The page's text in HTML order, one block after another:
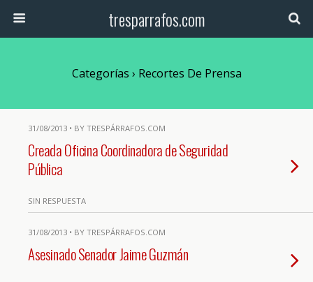
tresparrafos.com
Categorías › Recortes De Prensa
31/08/2013 • BY TRESPÁRRAFOS.COM
Creada Oficina Coordinadora de Seguridad
Pública
SIN RESPUESTA
31/08/2013 • BY TRESPÁRRAFOS.COM
Asesinado Senador Jaime Guzmán